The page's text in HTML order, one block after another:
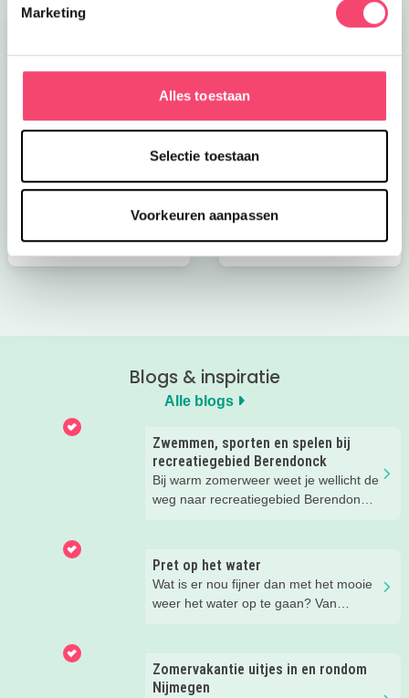
Marketing
Alles toestaan
Selectie toestaan
Voorkeuren aanpassen
Kroon op de taart bij
kinderen!
Blogs & inspiratie
Alle blogs
Zwemmen, sporten en spelen bij
recreatiegebied Berendonck
Bij warm zomerweer weet je wellicht de
weg naar recreatiegebied Berendonck
voor het hele gezin bij dit prachtige
recreatiegebied van Leisurelands? Wij
delen onze favoriete tips met je!
Pret op het water
Wat is er nou fijner dan met het mooie
weer het water op te gaan? Van
je de leukste tips voor op én in het
water.
Zomervakantie uitjes in en rondom
Nijmegen